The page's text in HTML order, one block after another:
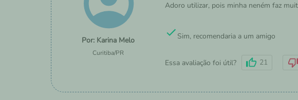
Karina Melo
Curitiba/PR
Adoro utilizar, pois minha neném faz
Sim, recomendaria a um amigo
Essa avaliação foi útil? 21